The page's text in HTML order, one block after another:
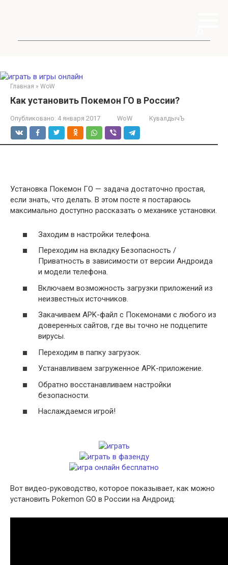
Главная » WoW
Как установить Покемон ГО в России?
Опубликовано: 4 января 2017 WoW КувалдычЪ
Установка Покемон ГО — задача достаточно простая,
если знать, что делать. В этом посте я постараюсь
максимально доступно рассказать о механике установки.
Заходим в настройки телефона.
Переходим на вкладку Безопасность /
Приватность в зависимости от версии Андроида
и модели телефона.
Включаем возможность загрузки приложений из
неизвестных источников.
Закачиваем APK-файл с Покемонами с любого из
доверенных сайтов, где вы точно не подцепите
вирусы.
Переходим в папку загрузок.
Устанавливаем загруженное APK-приложение.
Обратно восстанавливаем настройки
безопасности.
Наслаждаемся игрой!
Вот видео-руководство, которое показывает, как можно
установить Pokemon GO в России на Андроид: